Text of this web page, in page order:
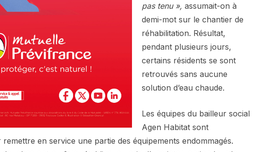
pas tenu », assumait-on à
demi-mot sur le chantier de
réhabilitation. Résultat,
pendant plusieurs jours,
certains résidents se sont
retrouvés sans aucune
solution d’eau chaude.
Les équipes du bailleur social
Agen Habitat sont
en service une partie des équipements endommagés.